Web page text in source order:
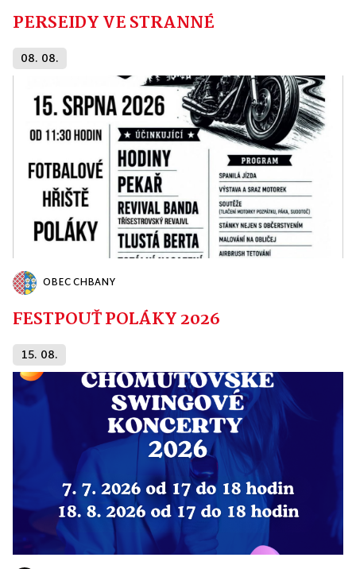
PERSEIDY VE STRANNÉ
08. 08.
OBEC CHBANY
FESTPOUŤ POLÁKY 2026
15. 08.